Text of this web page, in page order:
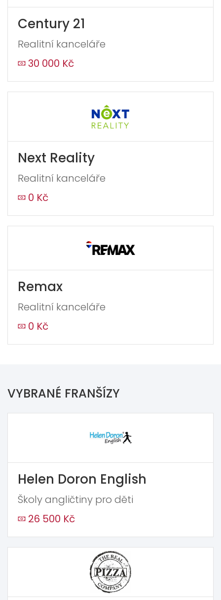
Century 21
Realitní kanceláře
30 000 Kč
Next Reality
Realitní kanceláře
0 Kč
Remax
Realitní kanceláře
0 Kč
VYBRANÉ FRANŠÍZY
Helen Doron English
Školy angličtiny pro děti
26 500 Kč